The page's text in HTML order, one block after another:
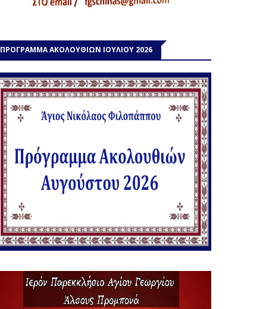
ΠΡΟΓΡΑΜΜΑ ΑΚΟΛΟΥΘΙΩΝ ΙΟΥΛΙΟΥ 2026